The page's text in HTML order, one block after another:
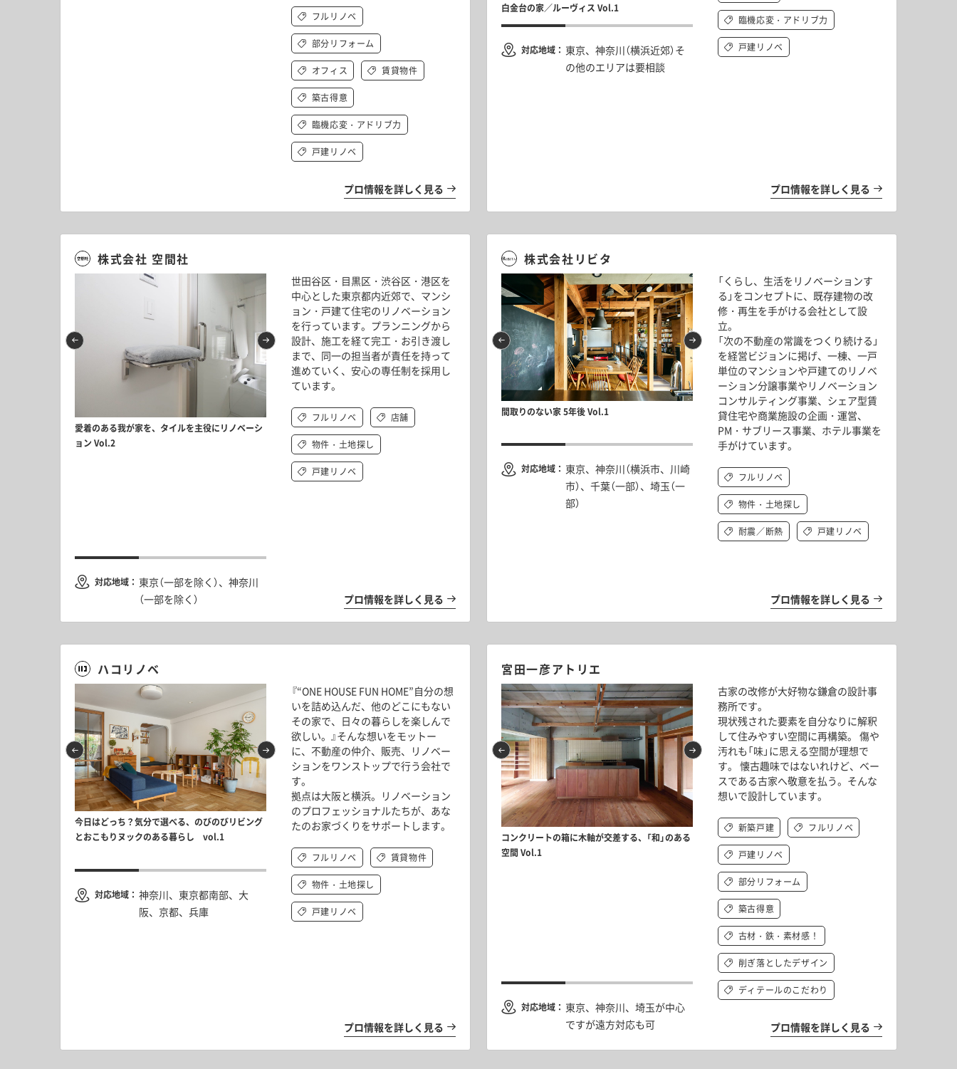
フルリノベ
部分リフォーム
オフィス 賃貸物件
築古得意
臨機応変・アドリブ力
戸建リノベ
プロ情報を詳しく見る
白金台の家／ルーヴィス Vol.1
対応地域： 東京、神奈川（横浜近郊）そ
の他のエリアは要相談
臨機応変・アドリブ力
戸建リノベ
プロ情報を詳しく見る
株式会社 空間社
愛着のある我が家を、タイルを主役にリノベーシ
ョン Vol.2
居心地を決める、2つの窓 Vol.4
愛着のある我が家を、タイルを主役にリノベーシ
ョン Vol.2
リノベリレーVol.2
対応地域： 東京（一部を除く）、神奈川
（一部を除く）
世田谷区・目黒区・渋谷区・港区を
中心とした東京都内近郊で、マンシ
ョン・戸建て住宅のリノベーション
を行っています。プランニングから
設計、施工を経て完工・お引き渡し
まで、同一の担当者が責任を持って
進めていく、安心の専任制を採用し
ています。
フルリノベ 店舗
物件・土地探し
戸建リノベ
プロ情報を詳しく見る
株式会社リビタ
「住みやすさ」へのこだわりが満載。リノベ済み物
件を深掘り！Vol.7
間取りのない家 5年後 Vol.1 間取りのない家 Vol.3
対応地域： 東京、神奈川（横浜市、川崎
市）、千葉（一部）、埼玉（一
部）
「くらし、生活をリノベーションす
る」をコンセプトに、既存建物の改
修・再生を手がける会社として設
立。
「次の不動産の常識をつくり続ける」
を経営ビジョンに掲げ、一棟、一戸
単位のマンションや戸建てのリノベ
ーション分譲事業やリノベーション
コンサルティング事業、シェア型賃
貸住宅や商業施設の企画・運営、
PM・サブリース事業、ホテル事業を
手がけています。
フルリノベ
物件・土地探し
耐震／断熱 戸建リノベ
プロ情報を詳しく見る
ハコリノベ
今日はどっち？気分で選べる、のびのびリビング
とおこもりヌックのある暮らし vol.1
厨房みたいなキッチンと、こもれるロフト。それ
しのマンションリノベーション vol.4
「山登り」と「カメラ」趣味を日常に取り入れて暮ら
す、夫婦の住まいVol.1
今日はどっち？気分で選べる、のびのびリビング
とおこもりヌックのある暮らし vol.1
厨房みたいなキッチンと、こ
ぞれの“基地で自分時間を満
対応地域： 神奈川、東京都南部、大
阪、京都、兵庫
『“ONE HOUSE FUN HOME”自分の想
いを詰め込んだ、他のどこにもない
その家で、日々の暮らしを楽しんで
欲しい。』そんな想いをモットー
に、不動産の仲介、販売、リノベー
ションをワンストップで行う会社で
す。
拠点は大阪と横浜。リノベーション
のプロフェッショナルたちが、あな
たのお家づくりをサポートします。
フルリノベ 賃貸物件
物件・土地探し
戸建リノベ
プロ情報を詳しく見る
宮田一彦アトリエ
コンクリートの箱に木軸が交差する、「和」のある
空間 Vol.1
角と丸のコントラスト Vol.1
対応地域： 東京、神奈川、埼玉が中心
ですが遠方対応も可
古家の改修が大好物な鎌倉の設計事
務所です。
現状残された要素を自分なりに解釈
して住みやすい空間に再構築。 傷や
汚れも「味」に思える空間が理想で
す。 懐古趣味ではないれけど、ベー
スである古家へ敬意を払う。そんな
想いで設計しています。
新築戸建 フルリノベ
戸建リノベ
部分リフォーム
築古得意
古材・鉄・素材感！
削ぎ落としたデザイン
ディテールのこだわり
プロ情報を詳しく見る
キッチン収納
洗面アクセサリー
トイレアクセサリー
タオル掛け・バー
ペーパーホルダー
棚パーツ・ラック すべて
テレビボード
姿見・鏡
ドア・扉
カーテン・ブラインド すべて
直付・ブラケット照明
コンセント照明
レール・スポットライト
照明パーツ
電球
スイッチ
塗料 すべて
室内壁塗料
木部用塗料
その他塗料
ポスト
表札・サイン
DIY すべて
DIYアイテム
道具・工具
その他いろいろ すべて
ハンモック・蚊帳